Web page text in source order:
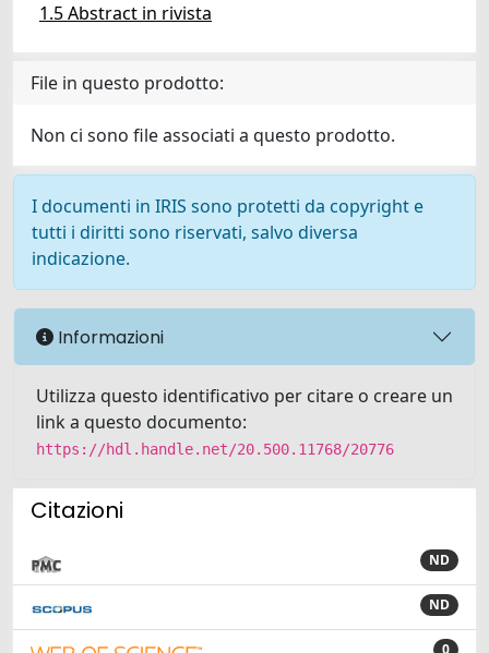
1.5 Abstract in rivista
File in questo prodotto:
Non ci sono file associati a questo prodotto.
I documenti in IRIS sono protetti da copyright e
tutti i diritti sono riservati, salvo diversa
indicazione.
Informazioni
Utilizza questo identificativo per citare o creare un
link a questo documento:
https://hdl.handle.net/20.500.11768/20776
Citazioni
ND
ND